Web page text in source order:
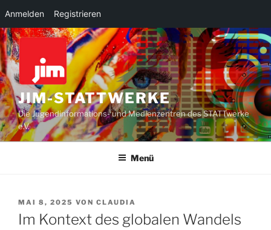
Anmelden Registrieren
Zum
Inhalt
springen
JIM-STATTWERKE
Die Jugendinformations- und Medienzentren des STATTwerke
e.V.
Menü
VERÖFFENTLICHT
AM
MAI 8, 2025 VON CLAUDIA
Im Kontext des globalen Wandels